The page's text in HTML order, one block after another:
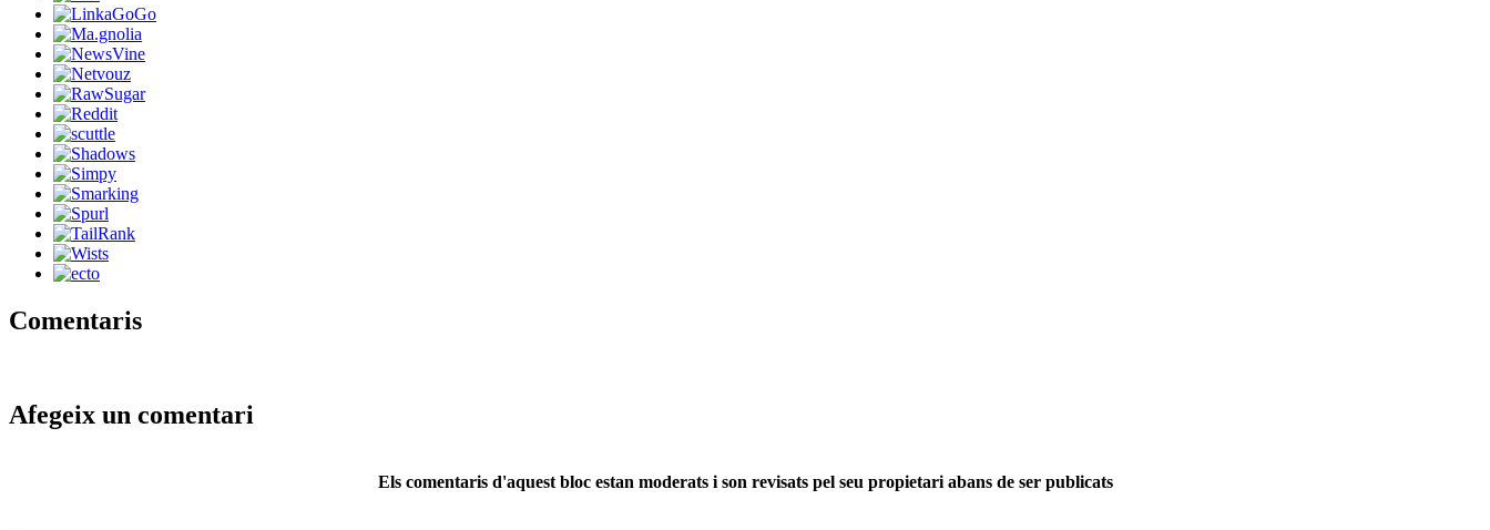
Comentaris
Afegeix un comentari
Els comentaris d'aquest bloc estan moderats i son revisats pel seu propietari abans de ser publicats